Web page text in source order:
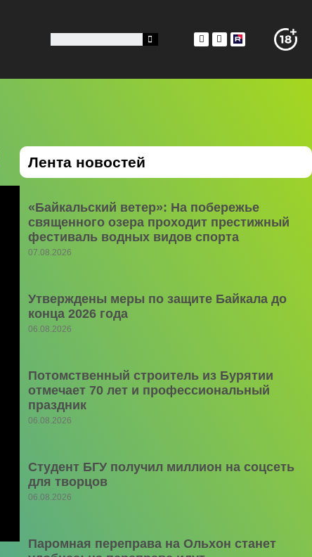
Лента новостей
«Байкальский ветер»: На побережье
священного озера проходит престижный
фестиваль водных видов спорта
07.08.2026
Утверждены меры по защите Байкала до
конца 2026 года
06.08.2026
Потомственный строитель из Бурятии
отмечает 70 лет и профессиональный
праздник
06.08.2026
Студент БГУ получил миллион на соцсеть
для творцов
06.08.2026
Паромная переправа на Ольхон станет